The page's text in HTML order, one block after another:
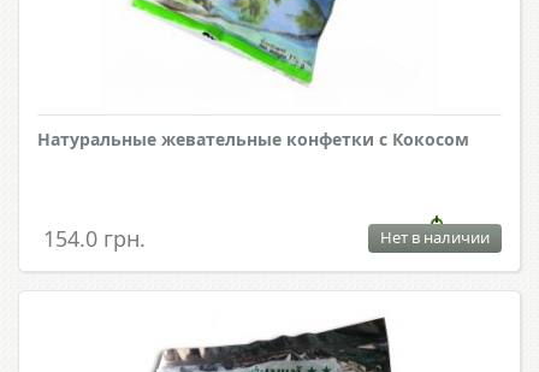
Натуральные жевательные конфетки с Кокосом
154.0 грн. Нет в наличии